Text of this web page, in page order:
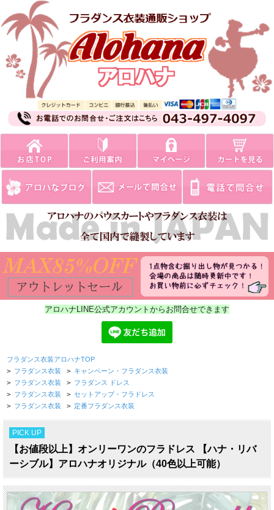
アロハナLINE公式アカウントからお問合せできます
フラダンス衣装アロハナTOP
> フラダンス衣装 > キャンペーン・フラダンス衣装
> フラダンス衣装 > フラダンス ドレス
> フラダンス衣装 > セットアップ・フラドレス
> フラダンス衣装 > 定番フラダンス衣装
PICK UP
【お値段以上】オンリーワンのフラドレス 【ハナ・リバ
ーシブル】アロハナオリジナル（40色以上可能）